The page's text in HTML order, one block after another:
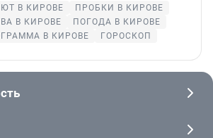
В КИРОВЕ
ПРОБКИ В КИРОВЕ
В КИРОВЕ
ПОГОДА В КИРОВЕ
В КИРОВЕ
ГОРОСКОП